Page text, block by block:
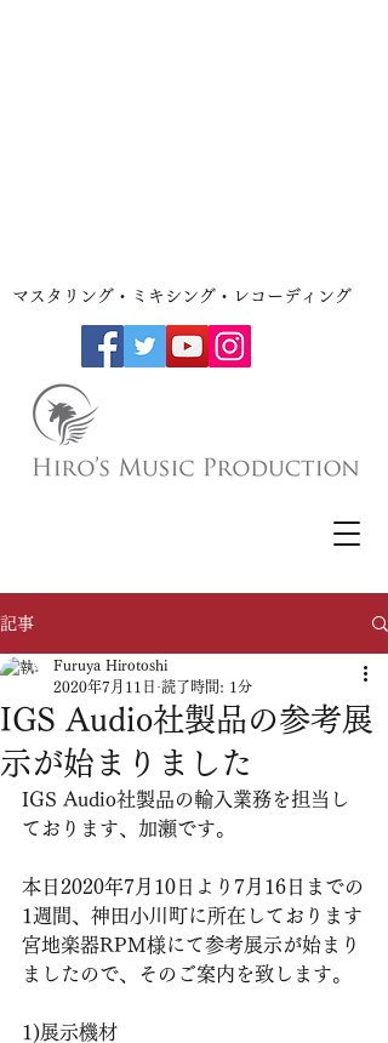
​マスタリング・ミキシング・レコーディング
記事
IGS Audio社製品の参考展
示が始まりました
Furuya Hirotoshi
2020年7月11日 読了時間: 1分
IGS Audio社製品の輸入業務を担当し
ております、加瀬です。
本日2020年7月10日より7月16日までの
1週間、神田小川町に所在しております
宮地楽器RPM様にて参考展示が始まり
ましたので、そのご案内を致します。
1)展示機材